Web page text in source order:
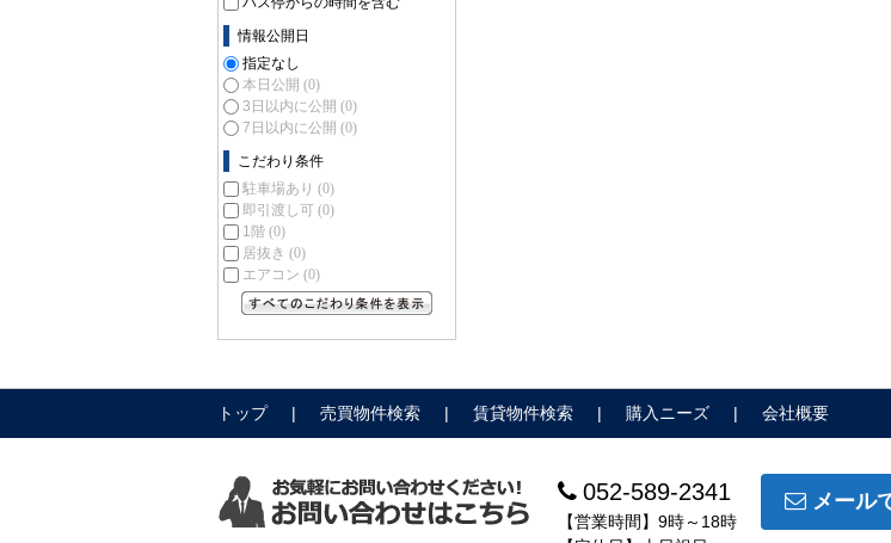
情報公開日
指定なし
本日公開 (0)
3日以内に公開 (0)
7日以内に公開 (0)
こだわり条件
駐車場あり (0)
即引渡し可 (0)
1階 (0)
居抜き (0)
エアコン (0)
トップ 売買物件検索 賃貸物件検索 購入ニーズ 会社概要
052-589-2341
【営業時間】9時～18時
メール